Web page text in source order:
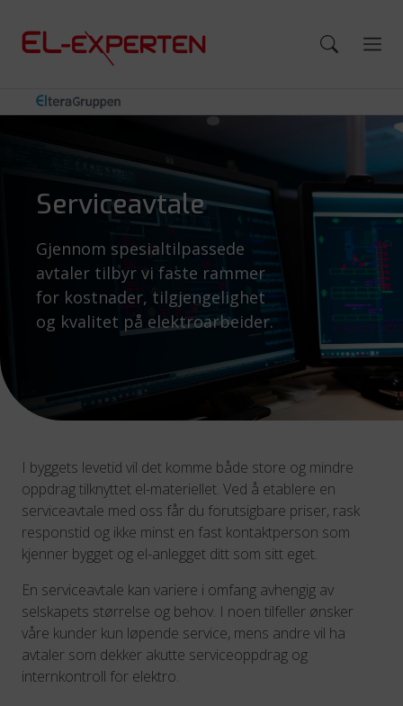
Serviceavtale
Gjennom spesialtilpassede
avtaler tilbyr vi faste rammer
for kostnader, tilgjengelighet
og kvalitet på elektroarbeider.
I byggets levetid vil det komme både store og mindre
oppdrag tilknyttet el-materiellet. Ved å etablere en
serviceavtale med oss får du forutsigbare priser, rask
responstid og ikke minst en fast kontaktperson som
kjenner bygget og el-anlegget ditt som sitt eget.
En serviceavtale kan variere i omfang avhengig av
selskapets størrelse og behov. I noen tilfeller ønsker
våre kunder kun løpende service, mens andre vil ha
avtaler som dekker akutte serviceoppdrag og
internkontroll for elektro.